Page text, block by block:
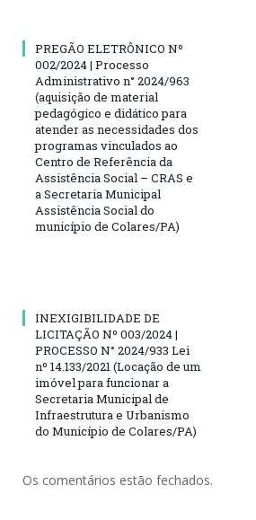
PREGÃO ELETRÔNICO Nº
002/2024 | Processo
Administrativo n° 2024/963
(aquisição de material
pedagógico e didático para
atender as necessidades dos
programas vinculados ao
Centro de Referência da
Assistência Social – CRAS e
a Secretaria Municipal
Assistência Social do
município de Colares/PA)
INEXIGIBILIDADE DE
LICITAÇÃO Nº 003/2024 |
PROCESSO N° 2024/933 Lei
nº 14.133/2021 (Locação de um
imóvel para funcionar a
Secretaria Municipal de
Infraestrutura e Urbanismo
do Município de Colares/PA)
Os comentários estão fechados.